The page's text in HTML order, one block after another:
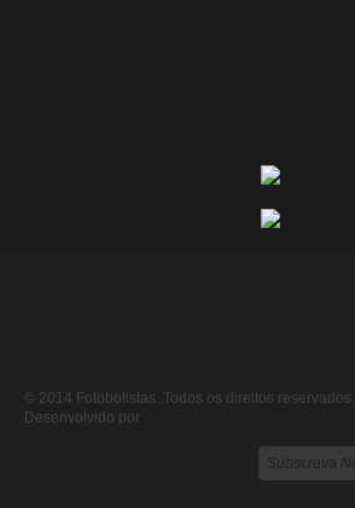
© 2014 Fotobolistas. Todos os direitos reservados.
Desenvolvido por